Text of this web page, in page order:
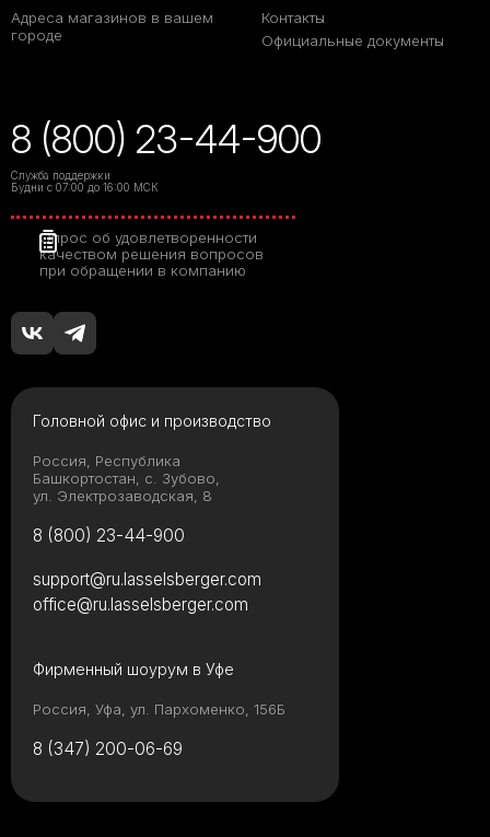
Адреса магазинов в вашем
городе
Контакты
Официальные документы
8 (800) 23-44-900
Служба поддержки
Будни с 07:00 до 16:00 МСК
Опрос об удовлетворенности
качеством решения вопросов
при обращении в компанию
Головной офис и производство
Россия, Республика
Башкортостан, с. Зубово,
ул. Электрозаводская, 8
8 (800) 23-44-900
Фирменный шоурум в Уфе
Россия, Уфа, ул. Пархоменко, 156Б
8 (347) 200-06-69
support@ru.lasselsberger.com
office@ru.lasselsberger.com